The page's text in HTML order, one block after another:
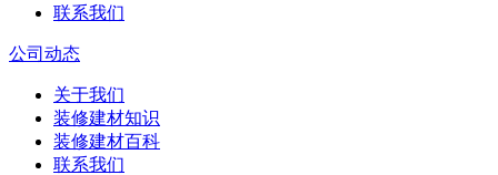
联系我们
公司动态
关于我们
装修建材知识
装修建材百科
联系我们